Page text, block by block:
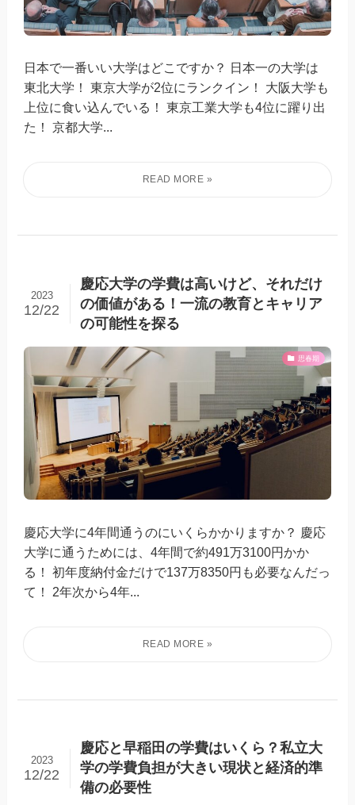
日本で一番いい大学はどこですか？ 日本一の大学は
東北大学！ 東京大学が2位にランクイン！ 大阪大学も
上位に食い込んでいる！ 東京工業大学も4位に躍り出
た！ 京都大学...
慶応大学の学費は高いけど、それだけ
の価値がある！一流の教育とキャリア
の可能性を探る
2023
12/22
思春期
慶応大学に4年間通うのにいくらかかりますか？ 慶応
大学に通うためには、4年間で約491万3100円かか
る！ 初年度納付金だけで137万8350円も必要なんだっ
て！ 2年次から4年...
慶応と早稲田の学費はいくら？私立大
学の学費負担が大きい現状と経済的準
備の必要性
2023
12/22